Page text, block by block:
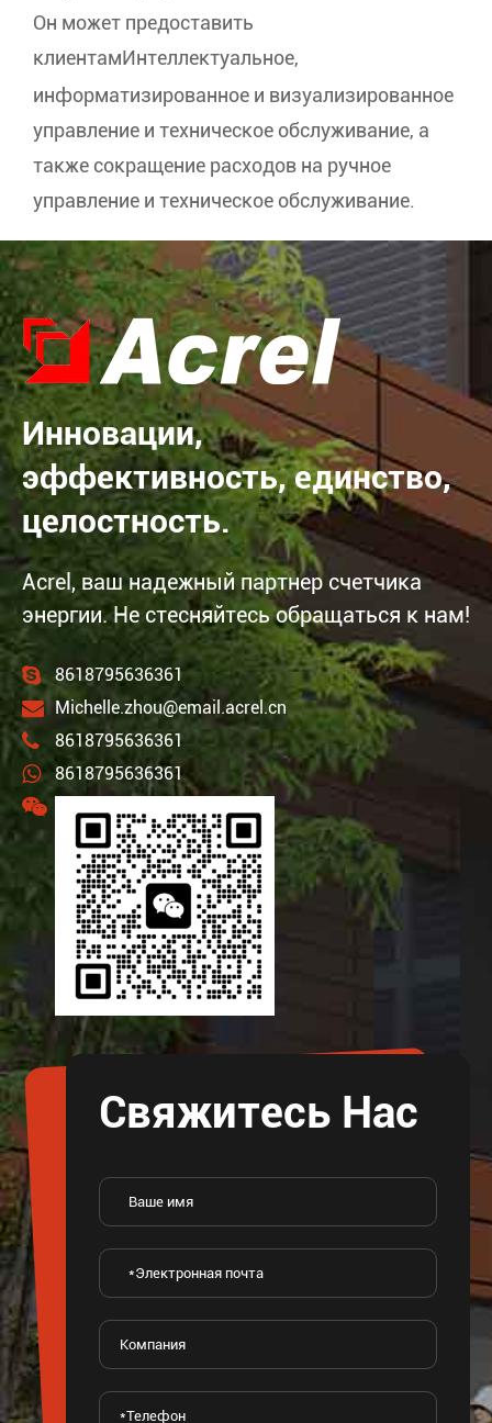
Он может предоставить
клиентамИнтеллектуальное,
информатизированное и визуализированное
управление и техническое обслуживание, а
также сокращение расходов на ручное
управление и техническое обслуживание.
Инновации,
эффективность, единство,
целостность.
Acrel, ваш надежный партнер счетчика
энергии. Не стесняйтесь обращаться к нам!
8618795636361
Michelle.zhou@email.acrel.cn
8618795636361
8618795636361
Свяжитесь Нас